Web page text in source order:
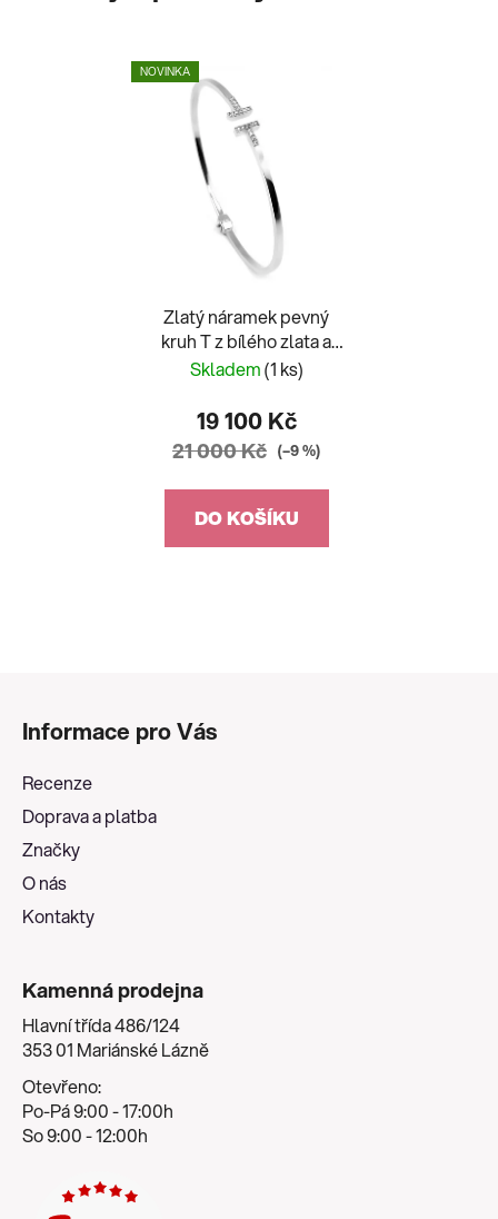
NOVINKA
Zlatý náramek pevný
kruh T z bílého zlata a
zirkony
Skladem(1 ks)
19 100 Kč
21 000 Kč (–9 %)
DO KOŠÍKU
Informace pro Vás
Recenze
Doprava a platba
Značky
O nás
Kontakty
Kamenná prodejna
Hlavní třída 486/124
353 01 Mariánské Lázně
Otevřeno:
Po-Pá 9:00 - 17:00h
So 9:00 - 12:00h